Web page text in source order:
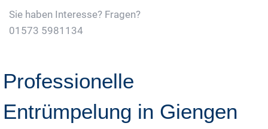
Sie haben Interesse? Fragen?
01573 5981134
Professionelle
Entrümpelung in Giengen